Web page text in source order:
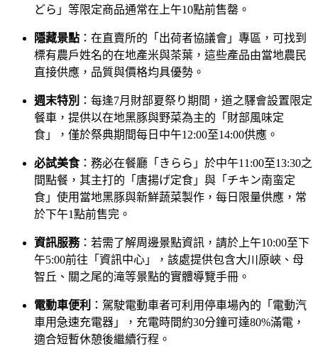
どら」等限定商品通常在上午10點前售罄。
隱藏景點 ：在直賣所的「出荷者協議會」專區，可找到
標有農戶姓名的在地產米與茶葉，這些產品由當地農民
直接供應，品質與價格均具優勢。
週末特別 ：每逢7月財部夏祭り期間，道之驛會設置限定
餐車，提供以在地黑豚與野菜為主的「財部風味定
食」，僅於祭典期間每日中午12:00至14:00供應。
必試美食：務必在餐廳「きらら」於中午11:00至13:30之
間點餐，其主打的「唐揚げ定食」與「チキン南蛮定
食」使用當地黑豚與新鮮蔬菜製作，每日限量供應，常
於下午1點前售完。
資訊服務：若需了解周邊景點資訊，請於上午10:00至下
午5:00前往「資訊中心」，該處提供包含大川原峽、母
智丘、關之尾的滝等景點的實體導覽手冊。
電動車便利 ：駕駛電動車者可利用停車場內的「電動汽
車用急速充電器」，充電時間約30分鐘可達80%滿電，
適合短暫休憩後繼續行程。